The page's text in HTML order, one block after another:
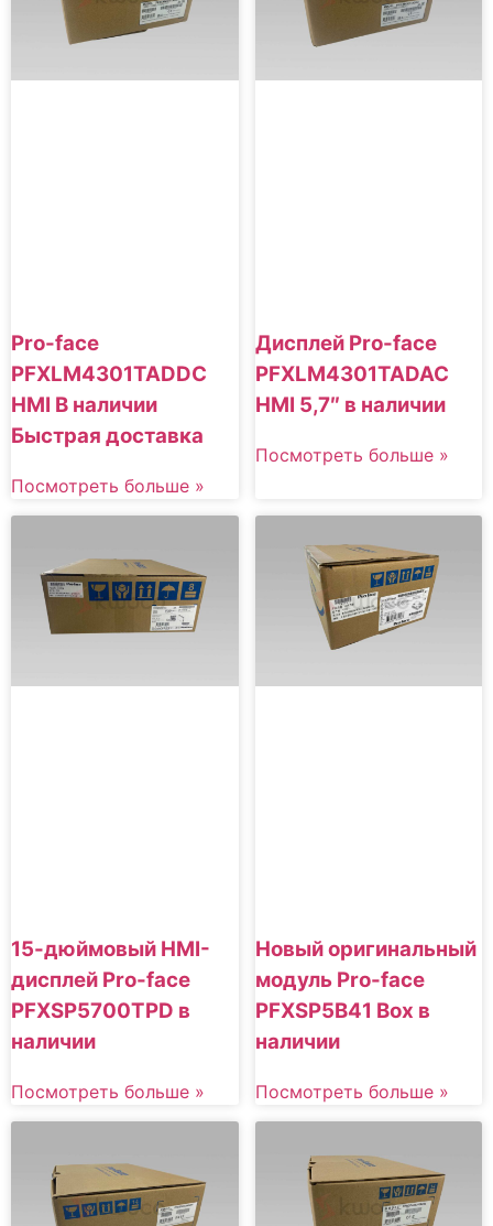
Pro-face
PFXLM4301TADDC
HMI В наличии
Быстрая доставка
Посмотреть больше »
Дисплей Pro-face
PFXLM4301TADAC
HMI 5,7″ в наличии
Посмотреть больше »
15-дюймовый HMI-
дисплей Pro-face
PFXSP5700TPD в
наличии
Посмотреть больше »
Новый оригинальный
модуль Pro-face
PFXSP5B41 Box в
наличии
Посмотреть больше »